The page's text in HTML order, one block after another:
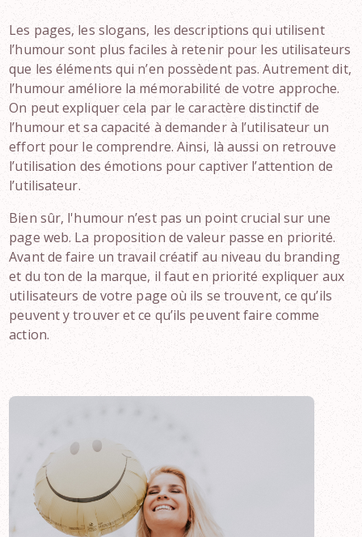
Les pages, les slogans, les descriptions qui utilisent
l’humour sont plus faciles à retenir pour les utilisateurs
que les éléments qui n’en possèdent pas. Autrement dit,
l’humour améliore la mémorabilité de votre approche.
On peut expliquer cela par le caractère distinctif de
l’humour et sa capacité à demander à l’utilisateur un
effort pour le comprendre. Ainsi, là aussi on retrouve
l’utilisation des émotions pour captiver l’attention de
l’utilisateur.
Bien sûr, l'humour n’est pas un point crucial sur une
page web. La proposition de valeur passe en priorité.
Avant de faire un travail créatif au niveau du branding
et du ton de la marque, il faut en priorité expliquer aux
utilisateurs de votre page où ils se trouvent, ce qu’ils
peuvent y trouver et ce qu’ils peuvent faire comme
action.